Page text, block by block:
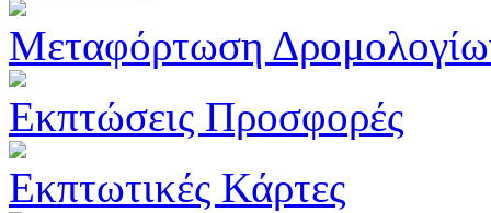
Μεταφόρτωση
Εκπτώσεις Προσφορές
Εκπτωτικές Κάρτες